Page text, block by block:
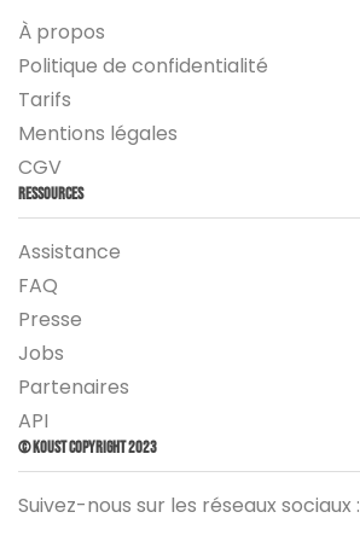
À propos
Politique de confidentialité
Tarifs
Mentions légales
CGV
Ressources
Assistance
FAQ
Presse
Jobs
Partenaires
API
© Koust Copyright 2023
Suivez-nous sur les réseaux sociaux :